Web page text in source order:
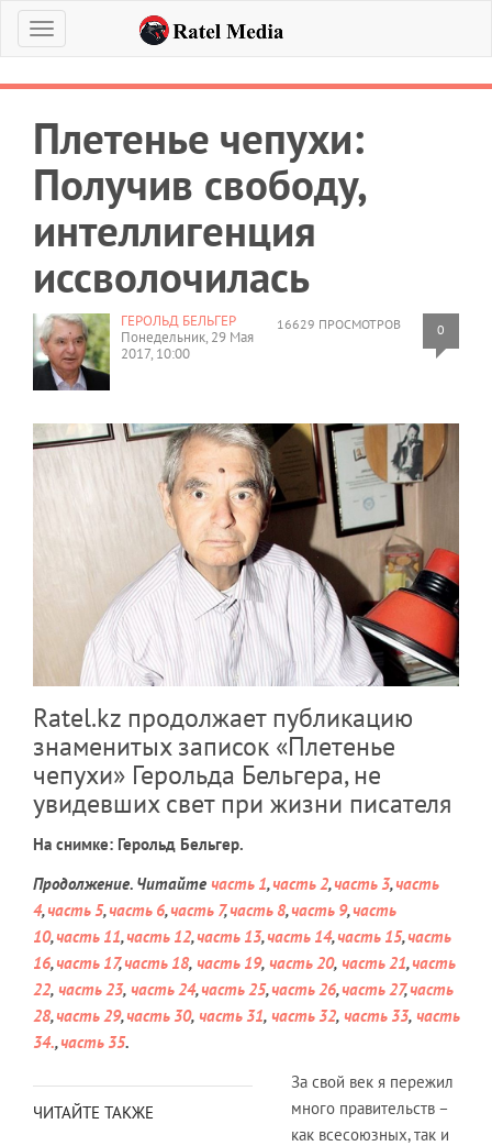
Меню
Плетенье чепухи:
Получив свободу,
интеллигенция
иссволочилась
16629 ПРОСМОТРОВ 0
ГЕРОЛЬД БЕЛЬГЕР
Понедельник, 29 Мая
2017, 10:00
Ratel.kz продолжает публикацию
знаменитых записок «Плетенье
чепухи» Герольда Бельгера, не
увидевших свет при жизни писателя
На снимке: Герольд Бельгер.
Продолжение. Читайте часть 1,часть 2,часть 3,часть
4,часть 5,часть 6,часть 7,часть 8,часть 9,часть
10,часть 11,часть 12,часть 13,часть 14,часть 15,часть
16,часть 17,часть 18, часть 19, часть 20, часть 21,часть
22, часть 23, часть 24,часть 25,часть 26,часть 27,часть
28,часть 29,часть 30, часть 31, часть 32, часть 33, часть
34.,часть 35.
ЧИТАЙТЕ ТАКЖЕ
За свой век я пережил
много правительств –
как всесоюзных, так и